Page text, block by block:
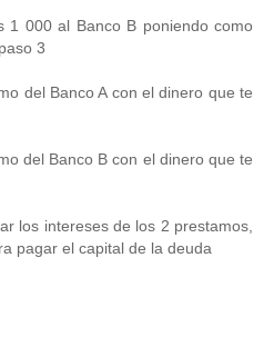
1 000 al Banco B poniendo como
3
del Banco A con el dinero que te
del Banco B con el dinero que te
los intereses de los 2 prestamos,
pagar el capital de la deuda